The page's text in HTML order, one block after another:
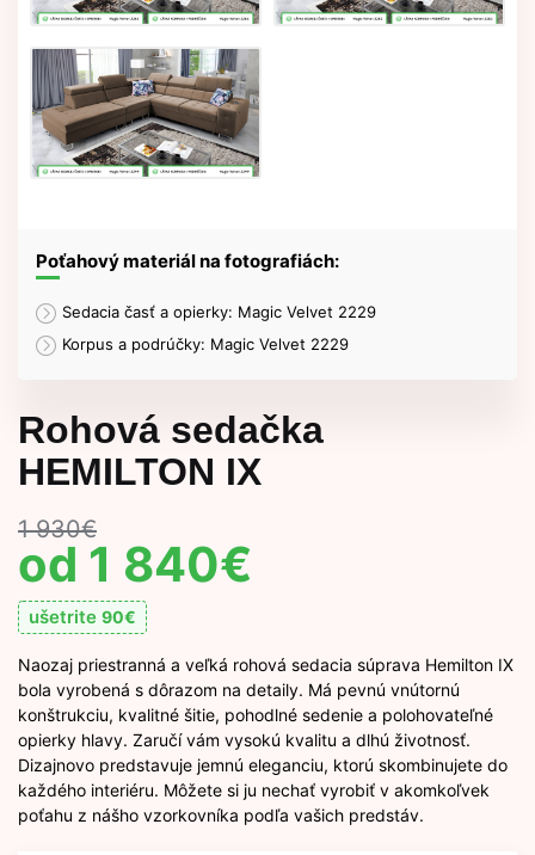
Poťahový materiál na fotografiách:
Sedacia časť a opierky: Magic Velvet 2229
Korpus a podrúčky: Magic Velvet 2229
Rohová sedačka
HEMILTON IX
1 930€
1 840€
ušetrite 90€
Naozaj priestranná a veľká rohová sedacia súprava Hemilton IX
bola vyrobená s dôrazom na detaily. Má pevnú vnútornú
konštrukciu, kvalitné šitie, pohodlné sedenie a polohovateľné
opierky hlavy. Zaručí vám vysokú kvalitu a dlhú životnosť.
Dizajnovo predstavuje jemnú eleganciu, ktorú skombinujete do
každého interiéru. Môžete si ju nechať vyrobiť v akomkoľvek
poťahu z nášho vzorkovníka podľa vašich predstáv.